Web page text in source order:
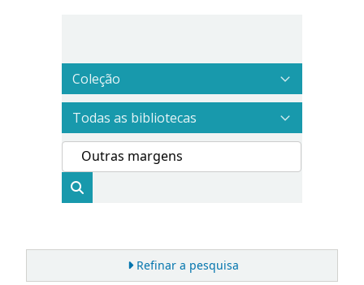
Refinar a pesquisa